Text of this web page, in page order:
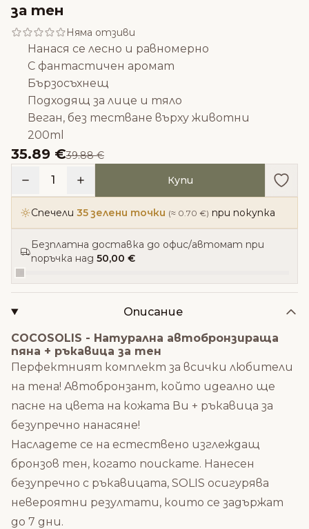
за тен
Няма отзиви
Нанася се лесно и равномерно
С фантастичен аромат
Бързосъхнещ
Подходящ за лице и тяло
Веган, без тестване върху животни
200ml
35.89 €39.88 €
1 Купи
Спечели 35 зелени точки (≈ 0.70 €) при покупка
Безплатна доставка до офис/автомат при
поръчка над 50,00 €
Описание
COCOSOLIS - Натурална автобронзираща
пяна + ръкавица за тен
Перфектният комплект за всички любители
на тена! Aвтобронзант, който идеално ще
пасне на цвета на кожата Ви + ръкавица за
безупречно нанасяне!
Насладете се на естествено изглеждащ
бронзов тен, когато поискате. Нанесен
безупречно с ръкавицата, SOLIS осигурява
невероятни резултати, които се задържат
до 7 дни.